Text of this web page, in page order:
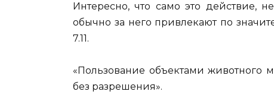
Интересно, что само это действие,
обычно за него привлекают по
7.11.
«Пользование объектами
без разрешения».